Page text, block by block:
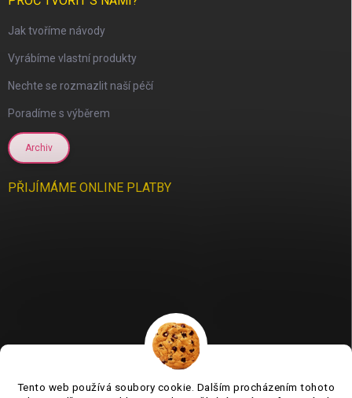
Tento web používá soubory cookie. Dalším procházením tohoto
Jak tvoříme návody
Vyrábíme vlastní produkty
Nechte se rozmazlit naší péčí
Poradíme s výběrem
Archiv
PŘIJÍMÁME ONLINE PLATBY
Jsme tu pro vás už 11 let❤️